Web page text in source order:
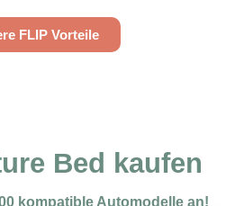
FLIP Vorteile
Bed kaufen
kompatible Automodelle an!